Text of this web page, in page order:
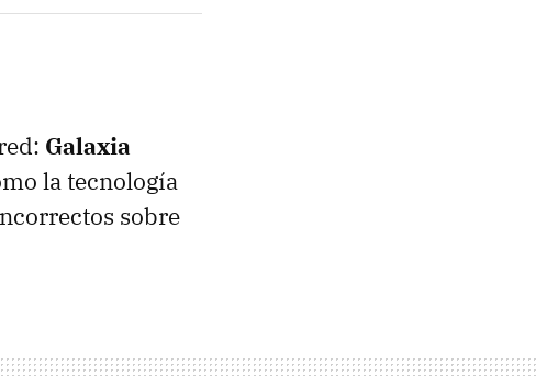
Galaxia
la tecnología
sobre